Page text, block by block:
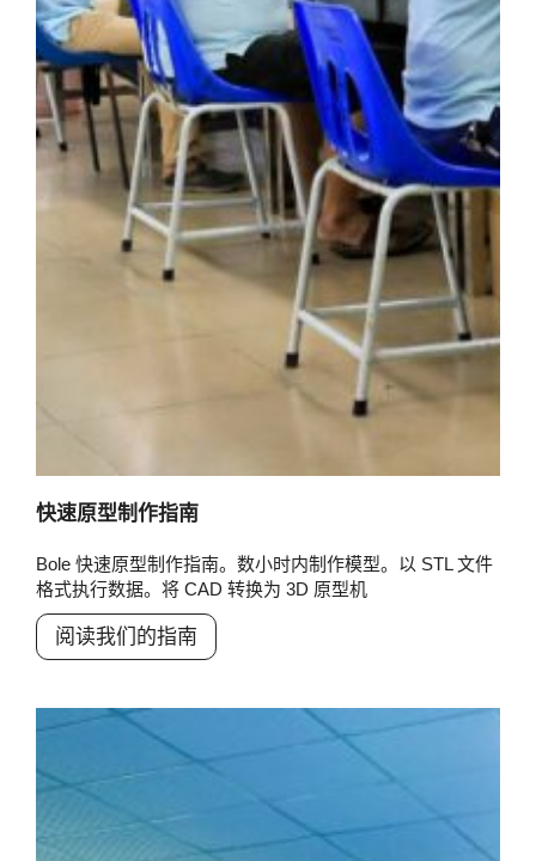
快速原型制作指南
Bole 快速原型制作指南。数小时内制作模型。以 STL 文件
格式执行数据。将 CAD 转换为 3D 原型机
阅读我们的指南